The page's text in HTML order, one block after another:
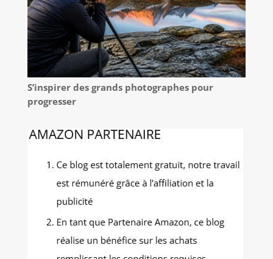
S’inspirer des grands photographes pour
progresser